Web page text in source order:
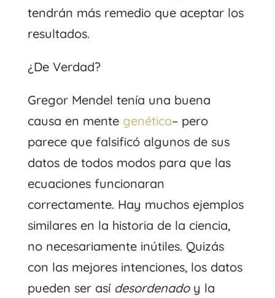
tendrán más remedio que aceptar los
resultados.
¿De Verdad?
Gregor Mendel tenía una buena
causa en mente genética– pero
parece que falsificó algunos de sus
datos de todos modos para que las
ecuaciones funcionaran
correctamente. Hay muchos ejemplos
similares en la historia de la ciencia,
no necesariamente inútiles. Quizás
con las mejores intenciones, los datos
pueden ser así desordenadoy la